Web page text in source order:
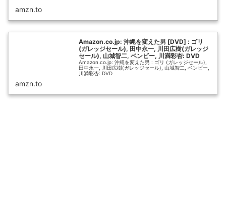
amzn.to
Amazon.co.jp: 沖縄を変えた男 [DVD] : ゴリ
(ガレッジセール), 田中永一, 川田広樹(ガレッジ
セール), 山城智二, ベンビー, 川満彩杏: DVD
Amazon.co.jp: 沖縄を変えた男 : ゴリ (ガレッジセール),
田中永一, 川田広樹(ガレッジセール), 山城智二, ベンビー,
川満彩杏: DVD
amzn.to